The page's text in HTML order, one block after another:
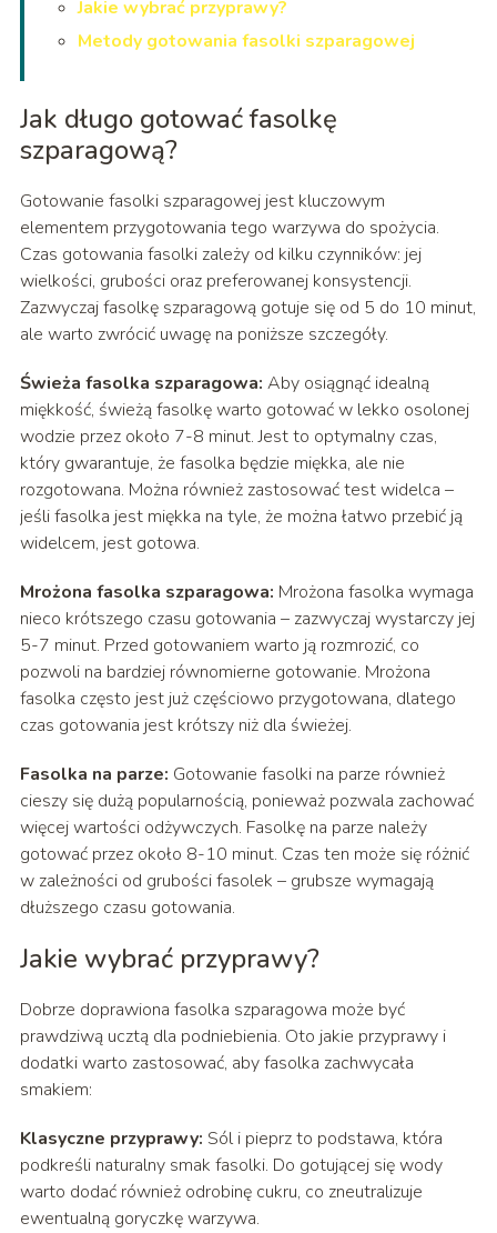
Jakie wybrać przyprawy?
Metody gotowania fasolki szparagowej
Jak długo gotować fasolkę
szparagową?
Gotowanie fasolki szparagowej jest kluczowym
elementem przygotowania tego warzywa do spożycia.
Czas gotowania fasolki zależy od kilku czynników: jej
wielkości, grubości oraz preferowanej konsystencji.
Zazwyczaj fasolkę szparagową gotuje się od 5 do 10 minut,
ale warto zwrócić uwagę na poniższe szczegóły.
Świeża fasolka szparagowa: Aby osiągnąć idealną
miękkość, świeżą fasolkę warto gotować w lekko osolonej
wodzie przez około 7-8 minut. Jest to optymalny czas,
który gwarantuje, że fasolka będzie miękka, ale nie
rozgotowana. Można również zastosować test widelca –
jeśli fasolka jest miękka na tyle, że można łatwo przebić ją
widelcem, jest gotowa.
Mrożona fasolka szparagowa: Mrożona fasolka wymaga
nieco krótszego czasu gotowania – zazwyczaj wystarczy jej
5-7 minut. Przed gotowaniem warto ją rozmrozić, co
pozwoli na bardziej równomierne gotowanie. Mrożona
fasolka często jest już częściowo przygotowana, dlatego
czas gotowania jest krótszy niż dla świeżej.
Fasolka na parze: Gotowanie fasolki na parze również
cieszy się dużą popularnością, ponieważ pozwala zachować
więcej wartości odżywczych. Fasolkę na parze należy
gotować przez około 8-10 minut. Czas ten może się różnić
w zależności od grubości fasolek – grubsze wymagają
dłuższego czasu gotowania.
Jakie wybrać przyprawy?
Dobrze doprawiona fasolka szparagowa może być
prawdziwą ucztą dla podniebienia. Oto jakie przyprawy i
dodatki warto zastosować, aby fasolka zachwycała
smakiem:
Klasyczne przyprawy: Sól i pieprz to podstawa, która
podkreśli naturalny smak fasolki. Do gotującej się wody
warto dodać również odrobinę cukru, co zneutralizuje
ewentualną goryczkę warzywa.